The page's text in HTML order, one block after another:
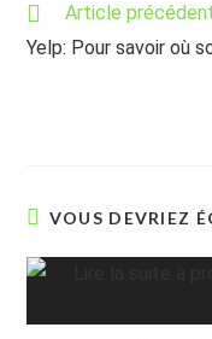
Read
articles
Article
Yelp: Pour savoir où
VOUS DEVRIEZ